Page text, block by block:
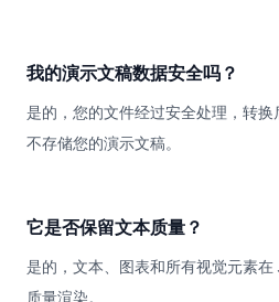
我的演示文稿数据安全吗？
是的，您的文件经过安全处理，转
不存储您的演示文稿。
它是否保留文本质量？
是的，文本、图表和所有视觉元素在
质量渲染。